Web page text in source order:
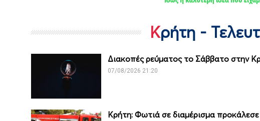
Κρήτη -
Διακοπές ρεύματος το Σάββατο στην
07/08/2026 21:20
Κρήτη: Φωτιά σε διαμέρισμα